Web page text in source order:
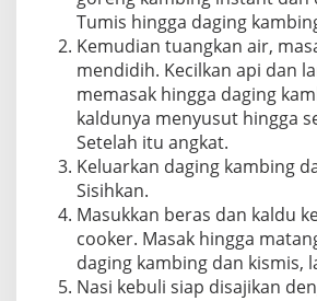
Tumis hingga daging
Kemudian tuangkan air,
mendidih. Kecilkan api dan
memasak hingga daging
kaldunya menyusut hingga
Setelah itu angkat.
Keluarkan daging kambing
Sisihkan.
Masukkan beras dan kaldu
cooker. Masak hingga
daging kambing dan kismis,
Nasi kebuli siap disajikan